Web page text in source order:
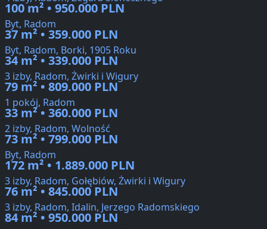
100 m² • 950.000 PLN
Byt, Radom
37 m² • 359.000 PLN
Byt, Radom, Borki, 1905 Roku
34 m² • 339.000 PLN
3 izby, Radom, Żwirki i Wigury
79 m² • 809.000 PLN
1 pokój, Radom
33 m² • 360.000 PLN
2 izby, Radom, Wolność
73 m² • 799.000 PLN
Byt, Radom
172 m² • 1.889.000 PLN
3 izby, Radom, Gołębiów, Żwirki i Wigury
76 m² • 845.000 PLN
3 izby, Radom, Idalin, Jerzego Radomskiego
84 m² • 950.000 PLN